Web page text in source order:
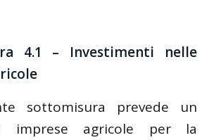
4.1 – Investimenti nelle
sottomisura prevede un
imprese agricole per la